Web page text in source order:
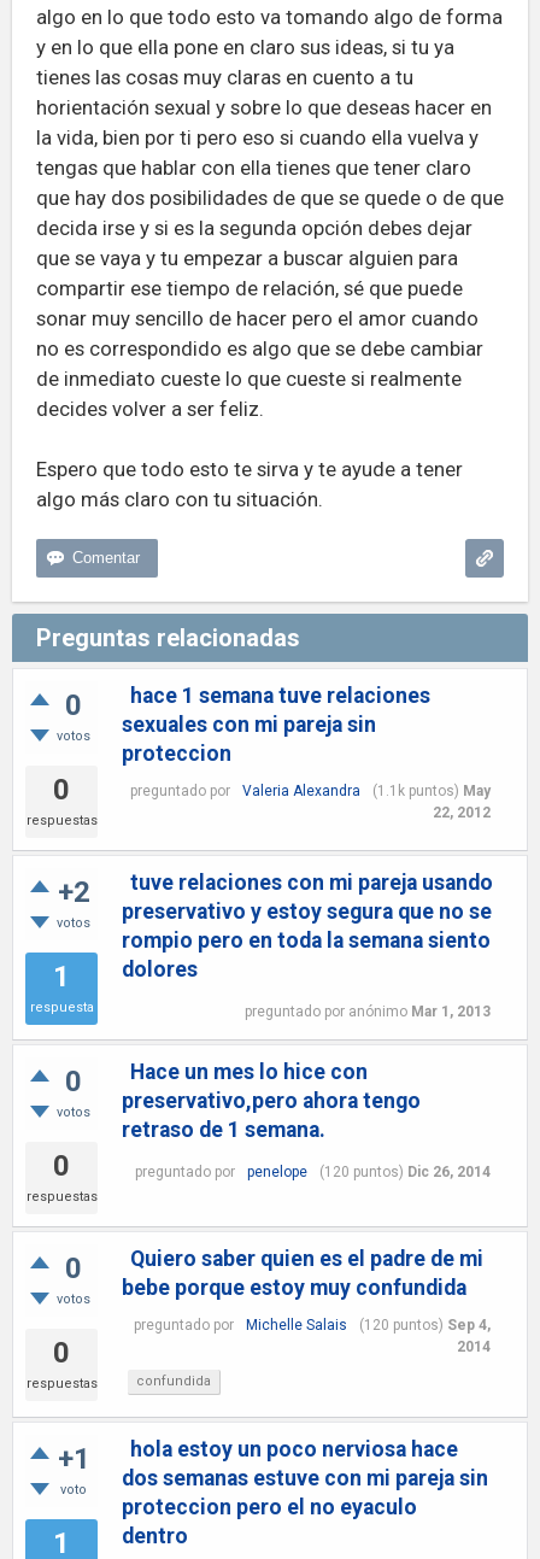
algo en lo que todo esto va tomando algo de forma
y en lo que ella pone en claro sus ideas, si tu ya
tienes las cosas muy claras en cuento a tu
horientación sexual y sobre lo que deseas hacer en
la vida, bien por ti pero eso si cuando ella vuelva y
tengas que hablar con ella tienes que tener claro
que hay dos posibilidades de que se quede o de que
decida irse y si es la segunda opción debes dejar
que se vaya y tu empezar a buscar alguien para
compartir ese tiempo de relación, sé que puede
sonar muy sencillo de hacer pero el amor cuando
no es correspondido es algo que se debe cambiar
de inmediato cueste lo que cueste si realmente
decides volver a ser feliz.
Espero que todo esto te sirva y te ayude a tener
algo más claro con tu situación.
Preguntas relacionadas
0
votos
0
respuestas
hace 1 semana tuve relaciones
sexuales con mi pareja sin
proteccion
preguntado por Valeria Alexandra (1.1kpuntos) May
22, 2012
+2
votos
1
respuesta
tuve relaciones con mi pareja usando
preservativo y estoy segura que no se
rompio pero en toda la semana siento
dolores
preguntado por anónimo Mar 1, 2013
0
votos
0
respuestas
Hace un mes lo hice con
preservativo,pero ahora tengo
retraso de 1 semana.
preguntado por penelope (120 puntos) Dic 26, 2014
0
votos
0
respuestas
Quiero saber quien es el padre de mi
bebe porque estoy muy confundida
preguntado por Michelle Salais (120 puntos) Sep 4,
2014
confundida
+1
voto
1
hola estoy un poco nerviosa hace
dos semanas estuve con mi pareja sin
proteccion pero el no eyaculo
dentro